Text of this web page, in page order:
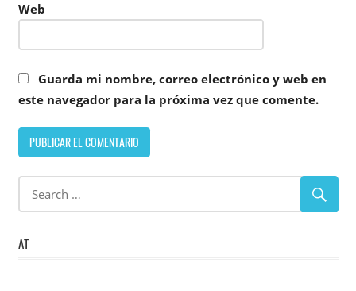
Web
Guarda mi nombre, correo electrónico y web en
este navegador para la próxima vez que comente.
AT